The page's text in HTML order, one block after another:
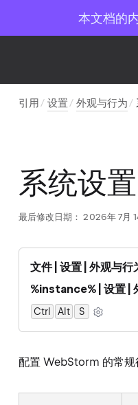
本文档的
引用 设置 外观与行为
系统设置
最后修改日期： 2026年 7月
文件 | 设置 | 外观与行
%instance% | 设置 |
Ctrl Alt 0
S
配置 WebStorm 的常规